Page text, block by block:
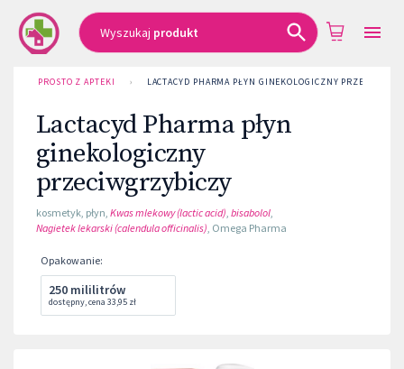
Wyszukaj produkt
PROSTO Z APTEKI › LACTACYD PHARMA PŁYN GINEKOLOGICZNY
Lactacyd Pharma płyn
ginekologiczny
przeciwgrzybiczy
kosmetyk, płyn, Kwas mlekowy (lactic acid), bisabolol,
Nagietek lekarski (calendula officinalis), Omega Pharma
Opakowanie:
250 mililitrów
dostępny,cena 33,95 zł